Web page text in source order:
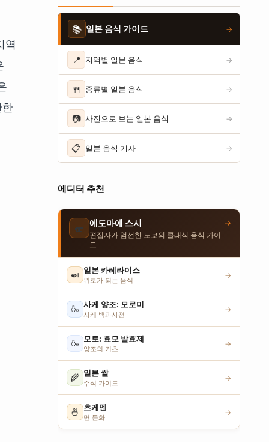
역
📚 일본 음식 가이드 →
📍 지역별 일본 음식 →
🍴 종류별 일본 음식 →
📷 사진으로 보는 일본 음식 →
📋 일본 음식 기사 →
에디터 추천
🍣 에도마에 스시
편집자가 엄선한 도쿄의 클래식 음식 가이
드
→
🍛 일본 카레라이스
위로가 되는 음식
→
🍶 사케 양조: 모로미
사케 백과사전
→
🍶 모토: 효모 발효제
양조의 기초
→
🌾 일본 쌀
주식 가이드
→
🍜 츠케멘
면 문화
→